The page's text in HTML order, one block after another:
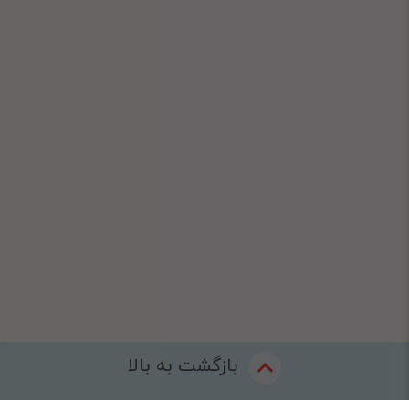
بازگشت به بالا